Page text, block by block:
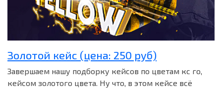
Золотой кейс (цена: 250 руб)
Завершаем нашу подборку кейсов по цветам кс го,
кейсом золотого цвета. Ну что, в этом кейсе всё